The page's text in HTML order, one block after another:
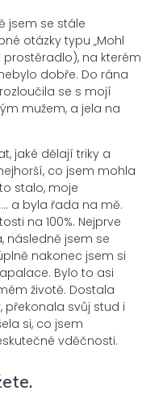
jsem se stále
otázky typu „Mohl
na kterém
dobře. Do rána
se s mojí
mužem, a jela na
jaké dělají triky a
co jsem mohla
stalo, moje
a byla řada na mě.
na 100%. Nejprve
následně jsem se
nakonec jsem si
Bylo to asi
životě. Dostala
svůj stud i
si, co jsem
vděčnosti.